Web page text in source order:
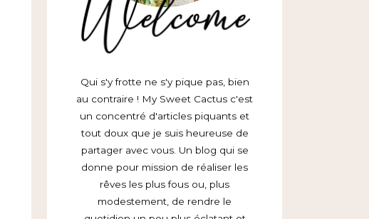
Qui s'y frotte ne s'y pique pas, bien
au contraire ! My Sweet Cactus c'est
un concentré d'articles piquants et
tout doux que je suis heureuse de
partager avec vous. Un blog qui se
donne pour mission de réaliser les
rêves les plus fous ou, plus
modestement, de rendre le